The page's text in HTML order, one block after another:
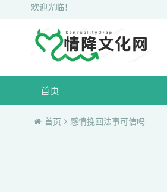
欢迎光临！
首页
首页 感情挽回法事可信吗